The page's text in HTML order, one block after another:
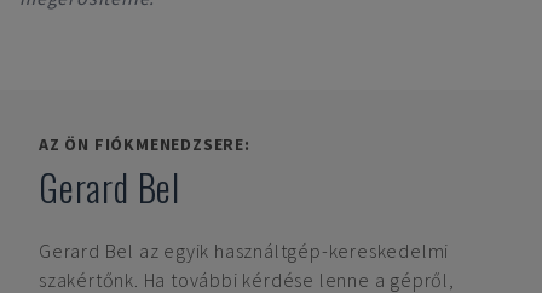
AZ ÖN FIÓKMENEDZSERE:
Gerard Bel
Gerard Bel az egyik használtgép-kereskedelmi
szakértőnk. Ha további kérdése lenne a gépről,